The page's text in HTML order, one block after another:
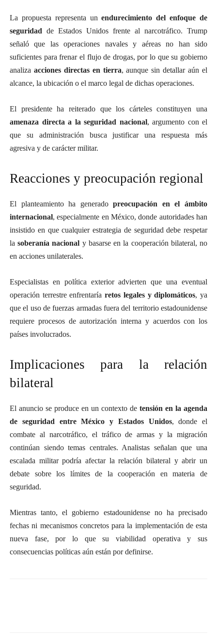
La propuesta representa unendurecimiento del enfoque de
seguridad de Estados Unidos frente al narcotráfico. Trump
señaló que las operaciones navales y aéreas no han sido
suficientes para frenar el flujo de drogas, por lo que su gobierno
analiza acciones directas en tierra, aunque sin detallar aún el
alcance, la ubicación o el marco legal de dichas operaciones.
El presidente ha reiterado que los cárteles constituyen una
amenaza directa a la seguridad nacional, argumento con el
que su administración busca justificar una respuesta más
agresiva y de carácter militar.
Reacciones y preocupación regional
El planteamiento ha generadopreocupación en el ámbito
internacional, especialmente en México, donde autoridades han
insistido en que cualquier estrategia de seguridad debe respetar
lasoberanía nacional y basarse en la cooperación bilateral, no
en acciones unilaterales.
Especialistas en política exterior advierten que una eventual
operación terrestre enfrentaríaretos legales y diplomáticos, ya
que el uso de fuerzas armadas fuera del territorio estadounidense
requiere procesos de autorización interna y acuerdos con los
países involucrados.
Implicaciones para la relación
bilateral
El anuncio se produce en un contexto de tensión en la agenda
de seguridad entre México y Estados Unidos, donde el
combate al narcotráfico, el tráfico de armas y la migración
continúan siendo temas centrales. Analistas señalan que una
escalada militar podría afectar la relación bilateral y abrir un
debate sobre los límites de la cooperación en materia de
seguridad.
Mientras tanto, el gobierno estadounidense no ha precisado
fechas ni mecanismos concretos para la implementación de esta
nueva fase, por lo que su viabilidad operativa y sus
consecuencias políticas aún están por definirse.